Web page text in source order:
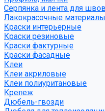
Серпянка и лента для
Лакокрасочные материалы
Краски интерьерные
Краски резиновые
Краски фактурные
Краски фасадные
Клеи
Клеи акриловые
Клеи полиуритановые
Крепеж
Дюбель-гвозди